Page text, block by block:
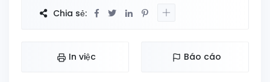
Chia sẻ:
In việc Báo cáo